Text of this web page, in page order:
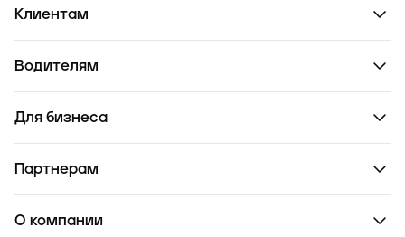
Клиентам
Водителям
Для бизнеса
Партнерам
О компании